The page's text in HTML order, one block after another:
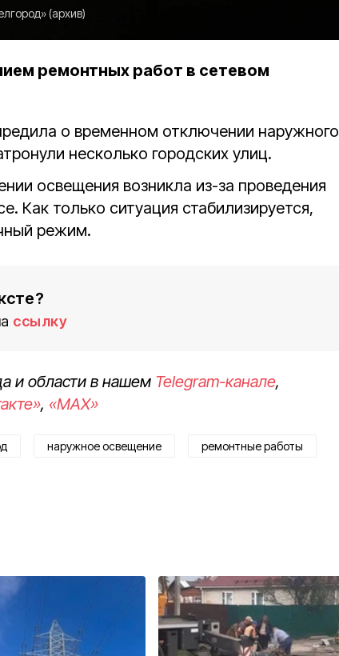
(архив)
ремонтных работ в сетевом
о временном отключении наружного
несколько городских улиц.
освещения возникла из-за проведения
Как только ситуация стабилизируется,
режим.
ссылку
и области в нашем Telegram-канале,
, «MAX»
наружное освещение ремонтные работы